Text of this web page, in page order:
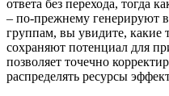
ответа без перехода, тогда
– по-прежнему генерируют
группам, вы увидите, какие
сохраняют потенциал для
позволяет точечно
распределять ресурсы